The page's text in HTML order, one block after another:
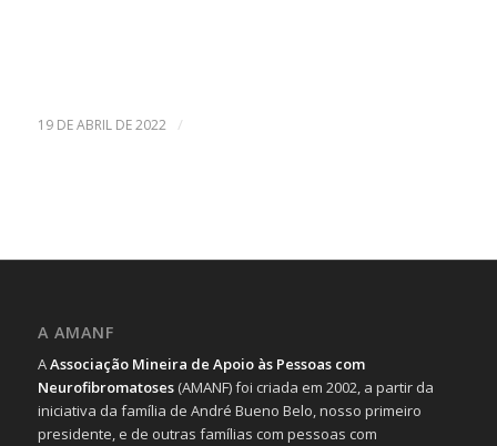
19 DE ABRIL DE 2022 /
A AMANF
AAssociação Mineira de Apoio às Pessoas com
Neurofibromatoses(AMANF) foi criada em 2002, a partir da
iniciativa da família de André Bueno Belo, nosso primeiro
presidente, e de outras famílias com pessoas com